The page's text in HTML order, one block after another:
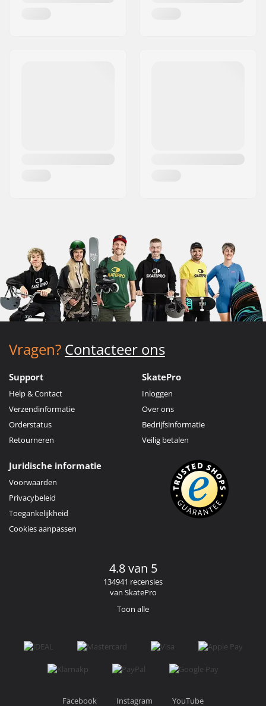
Vragen? Contacteer ons
Support
Help & Contact
Verzendinformatie
Orderstatus
Retourneren
SkatePro
Inloggen
Over ons
Bedrijfsinformatie
Veilig betalen
Juridische informatie
Voorwaarden
Privacybeleid
Toegankelijkheid
Cookies aanpassen
4.8 van 5
134941 recensies
van SkatePro
Toon alle
Facebook Instagram YouTube